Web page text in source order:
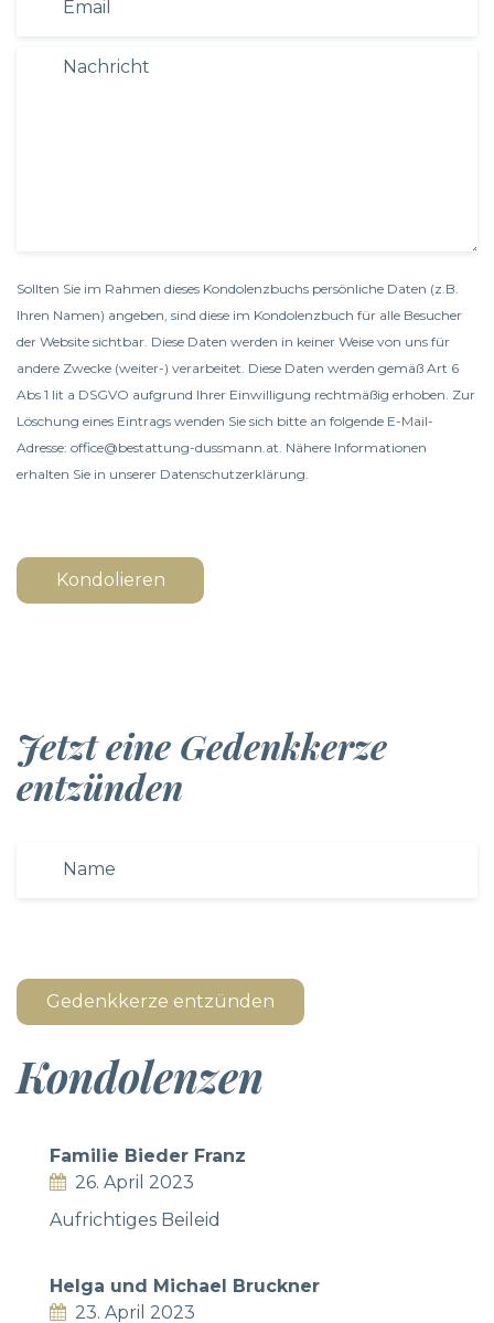
Sollten Sie im Rahmen dieses Kondolenzbuchs persönliche Daten (z.B.
Ihren Namen) angeben, sind diese im Kondolenzbuch für alle Besucher
der Website sichtbar. Diese Daten werden in keiner Weise von uns für
andere Zwecke (weiter-) verarbeitet. Diese Daten werden gemäß Art 6
Abs 1 lit a DSGVO aufgrund Ihrer Einwilligung rechtmäßig erhoben. Zur
Löschung eines Eintrags wenden Sie sich bitte an folgende E-Mail-
Adresse: office@bestattung-dussmann.at. Nähere Informationen
erhalten Sie in unserer Datenschutzerklärung.
Kondolieren
Jetzt eine Gedenkkerze
entzünden
Gedenkkerze entzünden
Kondolenzen
Familie Bieder Franz
26. April 2023
Aufrichtiges Beileid
Helga und Michael Bruckner
23. April 2023